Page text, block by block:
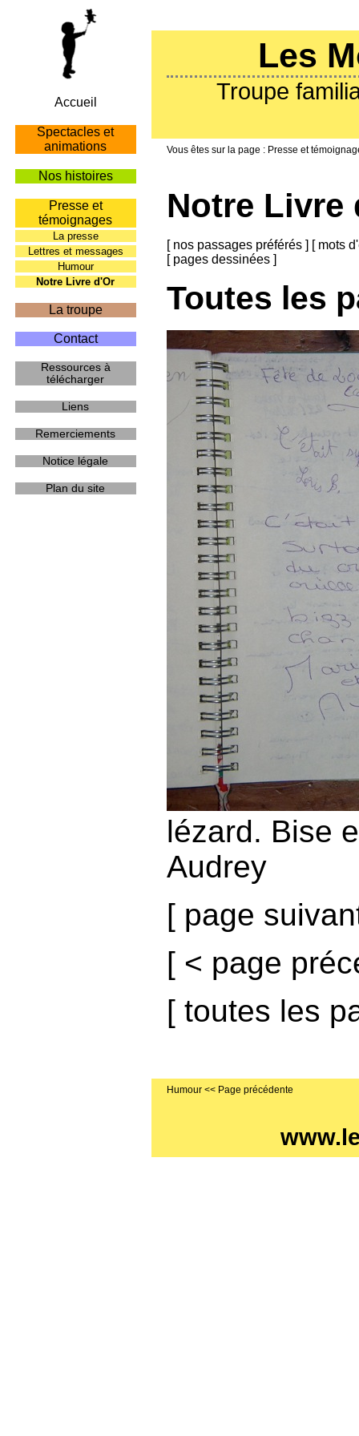
Les
Troupe
Presse et
Notre Livre
[ nos passages préférés] [ mots
[ pages dessinées]
Toutes les
lézard. Bise
Audrey
[ page
[ < page
[ toutes les
Accueil
Spectacles et
animations
Nos histoires
Presse et
témoignages
La presse
Lettres et messages
Humour
Notre Livre d'Or
La troupe
Contact
Ressources à
télécharger
Liens
Remerciements
Notice légale
Plan du site
Humour